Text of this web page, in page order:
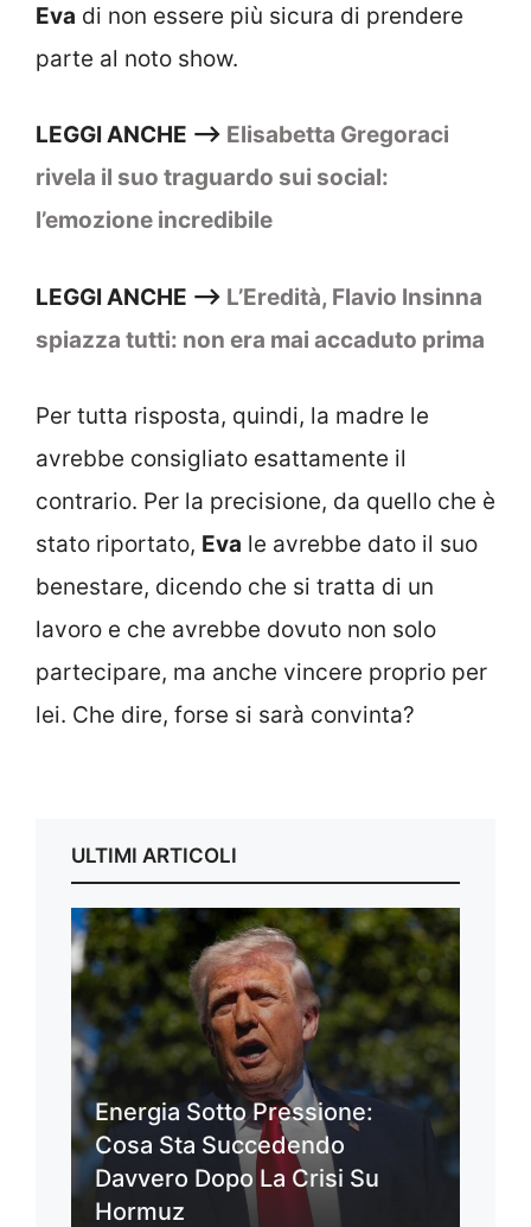
Eva di non essere più sicura di prendere
parte al noto show.
LEGGI ANCHE –> Elisabetta Gregoraci
rivela il suo traguardo sui social:
l’emozione incredibile
LEGGI ANCHE –> L’Eredità, Flavio Insinna
spiazza tutti: non era mai accaduto prima
Per tutta risposta, quindi, la madre le
avrebbe consigliato esattamente il
contrario. Per la precisione, da quello che è
stato riportato, Eva le avrebbe dato il suo
benestare, dicendo che si tratta di un
lavoro e che avrebbe dovuto non solo
partecipare, ma anche vincere proprio per
lei. Che dire, forse si sarà convinta?
ULTIMI ARTICOLI
Energia Sotto Pressione:
Cosa Sta Succedendo
Davvero Dopo La Crisi Su
Hormuz